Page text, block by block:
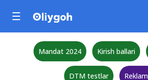
Mandat 2024 Kirish ballari
DTM testlar